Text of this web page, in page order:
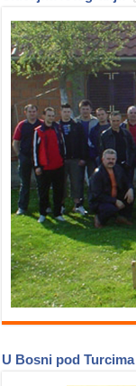
U Bosni pod Turcima